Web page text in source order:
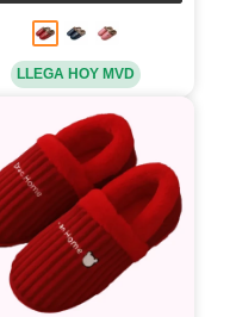
LLEGA HOY MVD